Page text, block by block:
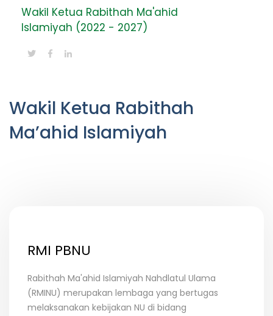
Wakil Ketua Rabithah Ma'ahid
Islamiyah (2022 - 2027)
Wakil Ketua Rabithah
Ma’ahid Islamiyah
RMI PBNU
Rabithah Ma'ahid Islamiyah Nahdlatul Ulama
(RMINU) merupakan lembaga yang bertugas
melaksanakan kebijakan NU di bidang